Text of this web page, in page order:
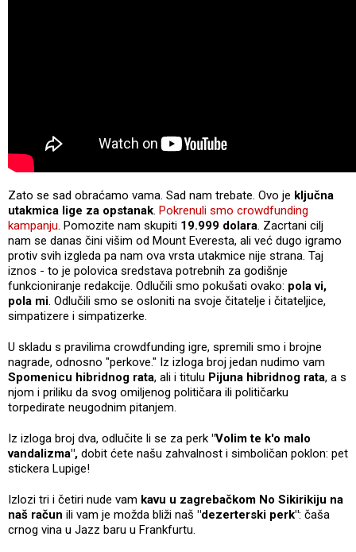
Zato se sad obraćamo vama. Sad nam trebate. Ovo je ključna
utakmica lige za opstanak. Pokrenuli smo crowdfunding
kampanju. Pomozite nam skupiti 19.999 dolara. Zacrtani cilj
nam se danas čini višim od Mount Everesta, ali već dugo igramo
protiv svih izgleda pa nam ova vrsta utakmice nije strana. Taj
iznos - to je polovica sredstava potrebnih za godišnje
funkcioniranje redakcije. Odlučili smo pokušati ovako: pola vi,
pola mi. Odlučili smo se osloniti na svoje čitatelje i čitateljice,
simpatizere i simpatizerke.
U skladu s pravilima crowdfunding igre, spremili smo i brojne
nagrade, odnosno "perkove." Iz izloga broj jedan nudimo vam
Spomenicu hibridnog rata, ali i titulu Pijuna hibridnog rata, a s
njom i priliku da svog omiljenog političara ili političarku
torpedirate neugodnim pitanjem.
Iz izloga broj dva, odlučite li se za perk "Volim te k'o malo
vandalizma", dobit ćete našu zahvalnost i simboličan poklon: pet
stickera Lupige!
Izlozi tri i četiri nude vam kavu u zagrebačkom No Sikirikiju na
naš račun ili vam je možda bliži naš "dezerterski perk": čaša
crnog vina u Jazz baru u Frankfurtu.